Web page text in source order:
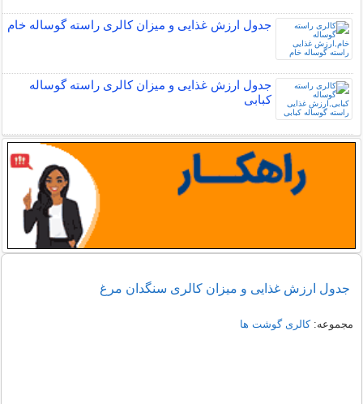
جدول ارزش غذایی و میزان کالری راسته گوساله خام
جدول ارزش غذایی و میزان کالری راسته گوساله
کبابی
جدول ارزش غذایی و میزان کالری بال بوقلمون با
پوست خام
جدول ارزش غذایی و میزان کالری سنگدان مرغ
مجموعه:کالری گوشت ها